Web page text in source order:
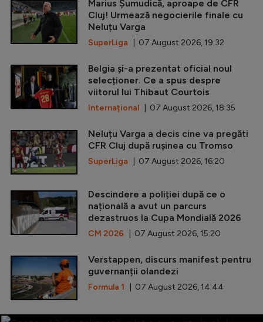
Marius Șumudică, aproape de CFR
Cluj! Urmează negocierile finale cu
Neluțu Varga
SuperLiga | 07 August 2026, 19:32
Belgia și-a prezentat oficial noul
selecționer. Ce a spus despre
viitorul lui Thibaut Courtois
Internațional | 07 August 2026, 18:35
Neluțu Varga a decis cine va pregăti
CFR Cluj după rușinea cu Tromso
SuperLiga | 07 August 2026, 16:20
Descindere a poliției după ce o
națională a avut un parcurs
dezastruos la Cupa Mondială 2026
CM 2026 | 07 August 2026, 15:20
Verstappen, discurs manifest pentru
guvernanții olandezi
Formula 1 | 07 August 2026, 14:44